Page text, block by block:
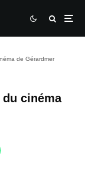
de Gérardmer
cinéma